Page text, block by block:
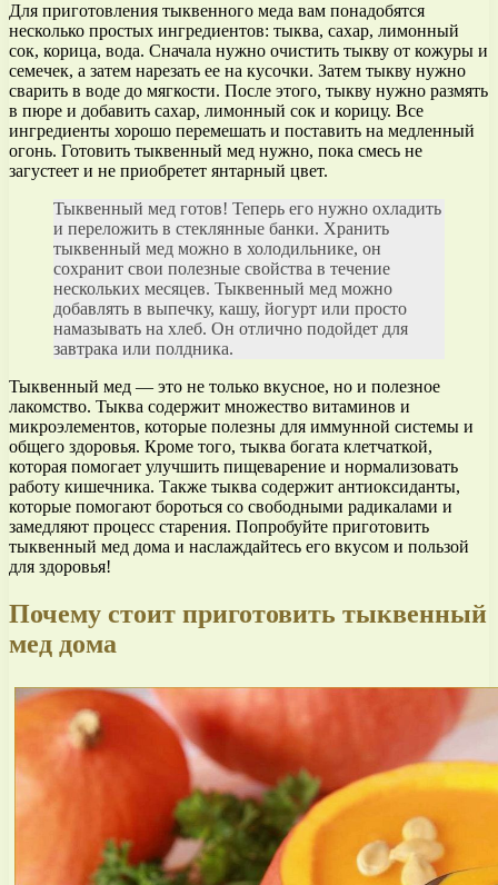
Для приготовления тыквенного меда вам понадобятся
несколько простых ингредиентов: тыква, сахар, лимонный
сок, корица, вода. Сначала нужно очистить тыкву от кожуры и
семечек, а затем нарезать ее на кусочки. Затем тыкву нужно
сварить в воде до мягкости. После этого, тыкву нужно размять
в пюре и добавить сахар, лимонный сок и корицу. Все
ингредиенты хорошо перемешать и поставить на медленный
огонь. Готовить тыквенный мед нужно, пока смесь не
загустеет и не приобретет янтарный цвет.
Тыквенный мед готов! Теперь его нужно охладить
и переложить в стеклянные банки. Хранить
тыквенный мед можно в холодильнике, он
сохранит свои полезные свойства в течение
нескольких месяцев. Тыквенный мед можно
добавлять в выпечку, кашу, йогурт или просто
намазывать на хлеб. Он отлично подойдет для
завтрака или полдника.
Тыквенный мед — это не только вкусное, но и полезное
лакомство. Тыква содержит множество витаминов и
микроэлементов, которые полезны для иммунной системы и
общего здоровья. Кроме того, тыква богата клетчаткой,
которая помогает улучшить пищеварение и нормализовать
работу кишечника. Также тыква содержит антиоксиданты,
которые помогают бороться со свободными радикалами и
замедляют процесс старения. Попробуйте приготовить
тыквенный мед дома и наслаждайтесь его вкусом и пользой
для здоровья!
Почему стоит приготовить тыквенный
мед дома